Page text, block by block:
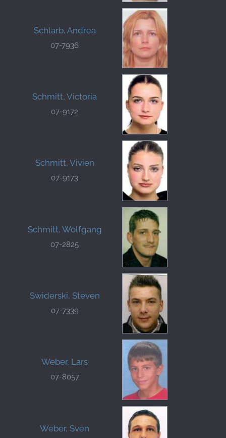
Schlarb, Andrea
07-7936
Schmitt, Victoria
07-9172
Schmitt, Vivien
07-9173
Schmitt, Wolfgang
07-2825
Swiderski, Steven
07-7339
Weber, Lars
07-8057
Weber, Sven